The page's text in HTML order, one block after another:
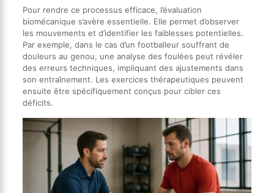
Pour rendre ce processus efficace, l’évaluation
biomécanique s’avère essentielle. Elle permet d’observer
les mouvements et d’identifier les faiblesses potentielles.
Par exemple, dans le cas d’un footballeur souffrant de
douleurs au genou, une analyse des foulées peut révéler
des erreurs techniques, impliquant des ajustements dans
son entraînement. Les exercices thérapeutiques peuvent
ensuite être spécifiquement conçus pour cibler ces
déficits.